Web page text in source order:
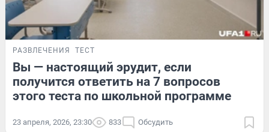
РАЗВЛЕЧЕНИЯ ТЕСТ
Вы — настоящий эрудит, если
получится ответить на 7 вопросов
этого теста по школьной программе
23 апреля, 2026, 23:30 833 Обсудить